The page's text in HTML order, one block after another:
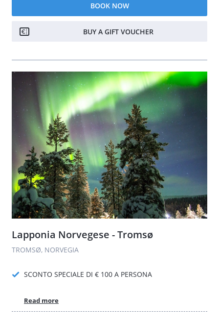
BOOK NOW
BUY A GIFT VOUCHER
Lapponia Norvegese - Tromsø
TROMSØ, NORVEGIA
SCONTO SPECIALE DI € 100 A PERSONA
Read more